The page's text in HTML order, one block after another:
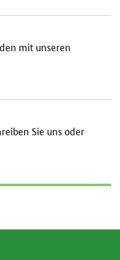
mit unseren
Sie uns oder